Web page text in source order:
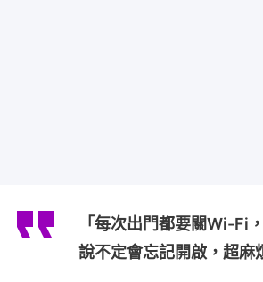
「每次出門都要關Wi-Fi
說不定會忘記開啟，超麻